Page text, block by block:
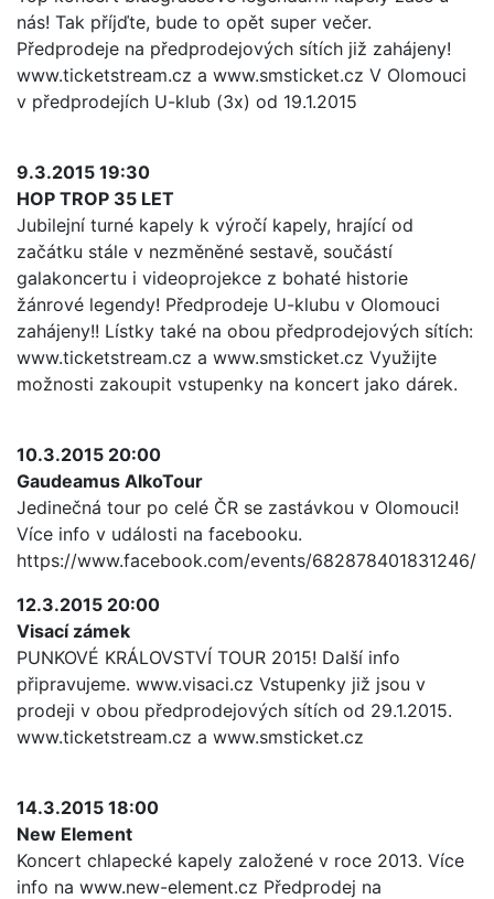
nás! Tak příjďte, bude to opět super večer.
Předprodeje na předprodejových sítích již zahájeny!
www.ticketstream.cz a www.smsticket.cz V Olomouci
v předprodejích U-klub (3x) od 19.1.2015
9.3.2015 19:30
HOP TROP 35 LET
Jubilejní turné kapely k výročí kapely, hrající od
začátku stále v nezměněné sestavě, součástí
galakoncertu i videoprojekce z bohaté historie
žánrové legendy! Předprodeje U-klubu v Olomouci
zahájeny!! Lístky také na obou předprodejových sítích:
www.ticketstream.cz a www.smsticket.cz Využijte
možnosti zakoupit vstupenky na koncert jako dárek.
10.3.2015 20:00
Gaudeamus AlkoTour
Jedinečná tour po celé ČR se zastávkou v Olomouci!
Více info v události na facebooku.
https://www.facebook.com/events/682878401831246/
12.3.2015 20:00
Visací zámek
PUNKOVÉ KRÁLOVSTVÍ TOUR 2015! Další info
připravujeme. www.visaci.cz Vstupenky již jsou v
prodeji v obou předprodejových sítích od 29.1.2015.
www.ticketstream.cz a www.smsticket.cz
14.3.2015 18:00
New Element
Koncert chlapecké kapely založené v roce 2013. Více
info na www.new-element.cz Předprodej na